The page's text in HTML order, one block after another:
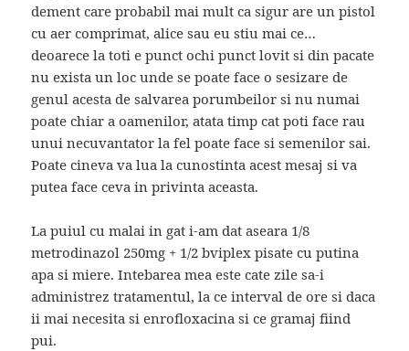
dement care probabil mai mult ca sigur are un pistol
cu aer comprimat, alice sau eu stiu mai ce…
deoarece la toti e punct ochi punct lovit si din pacate
nu exista un loc unde se poate face o sesizare de
genul acesta de salvarea porumbeilor si nu numai
poate chiar a oamenilor, atata timp cat poti face rau
unui necuvantator la fel poate face si semenilor sai.
Poate cineva va lua la cunostinta acest mesaj si va
putea face ceva in privinta aceasta.
La puiul cu malai in gat i-am dat aseara 1/8
metrodinazol 250mg + 1/2 bviplex pisate cu putina
apa si miere. Intebarea mea este cate zile sa-i
administrez tratamentul, la ce interval de ore si daca
ii mai necesita si enrofloxacina si ce gramaj fiind
pui.